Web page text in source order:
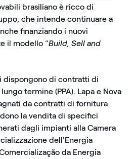
brasiliano è ricco di
che intende continuare a
finanziando i nuovi
il modello “Build, Sell and
dispongono di contratti di
termine (PPA). Lapa e Nova
da contratti di fornitura
la vendita di specifici
dagli impianti alla Camera
dell'Energia
da Energia